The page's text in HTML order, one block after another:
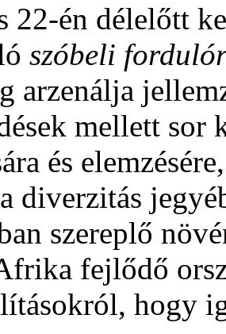
22-én délelőtt
szóbeli
arzenálja
mellett sor
és
diverzitás
szereplő
fejlődő
hogy